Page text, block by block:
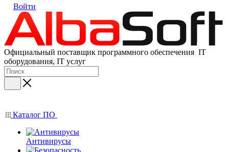
Войти
Официальный поставщик программного обеспечения IT
оборудования, IT услуг
Каталог ПО
Антивирусы